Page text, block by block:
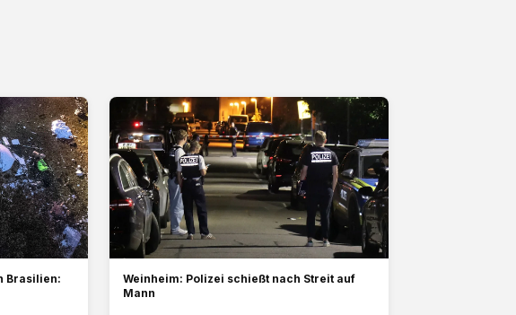
Brasilien:
Weinheim: Polizei schießt nach Streit auf
Mann